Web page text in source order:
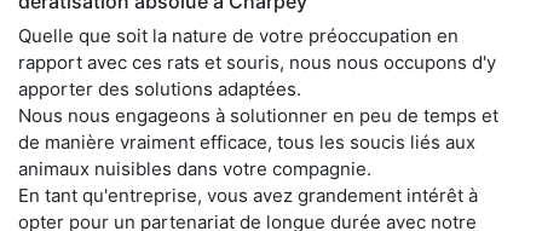
Quelle que soit la nature de votre préoccupation en
rapport avec ces rats et souris, nous nous occupons d'y
apporter des solutions adaptées.
Nous nous engageons à solutionner en peu de temps et
de manière vraiment efficace, tous les soucis liés aux
animaux nuisibles dans votre compagnie.
En tant qu'entreprise, vous avez grandement intérêt à
opter pour un partenariat de longue durée avec notre